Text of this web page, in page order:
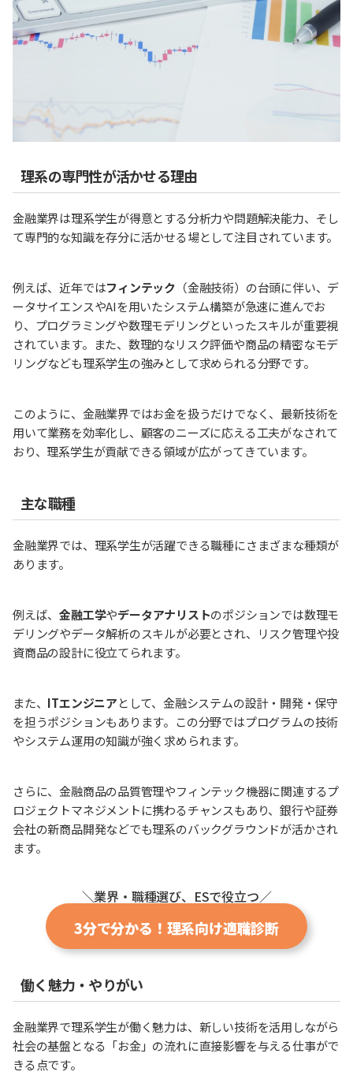
理系の専門性が活かせる理由
金融業界は理系学生が得意とする分析力や問題解決能力、そし
て専門的な知識を存分に活かせる場として注目されています。
例えば、近年ではフィンテック （金融技術）の台頭に伴い、デ
ータサイエンスやAIを用いたシステム構築が急速に進んでお
り、プログラミングや数理モデリングといったスキルが重要視
されています。また、数理的なリスク評価や商品の精密なモデ
リングなども理系学生の強みとして求められる分野です。
このように、金融業界ではお金を扱うだけでなく、最新技術を
用いて業務を効率化し、顧客のニーズに応える工夫がなされて
おり、理系学生が貢献できる領域が広がってきています。
主な職種
金融業界では、理系学生が活躍できる職種にさまざまな種類が
あります。
例えば、金融工学やデータアナリストのポジションでは数理モ
デリングやデータ解析のスキルが必要とされ、リスク管理や投
資商品の設計に役立てられます。
また、 ITエンジニアとして、金融システムの設計・開発・保守
を担うポジションもあります。この分野ではプログラムの技術
やシステム運用の知識が強く求められます。
さらに、金融商品の品質管理やフィンテック機器に関連するプ
ロジェクトマネジメントに携わるチャンスもあり、銀行や証券
会社の新商品開発などでも理系のバックグラウンドが活かされ
ます。
＼業界・職種選び、ESで役立つ／
3分で分かる！理系向け適職診断
働く魅力・やりがい
金融業界で理系学生が働く魅力は、新しい技術を活用しながら
社会の基盤となる「お金」の流れに直接影響を与える仕事がで
きる点です。